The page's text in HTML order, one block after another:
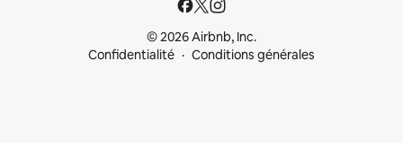
© 2026 Airbnb, Inc.
Confidentialité
Conditions générales